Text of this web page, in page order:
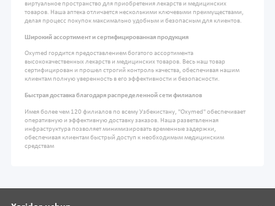
виртуальное пространство для приобретения лекарств и медицинских
товаров. Наша аптека отличается несколькими ключевыми преимуществами,
делая процесс покупок максимально удобным и безопасным для клиентов.
Широкий ассортимент и сертифицированная продукция
Oxymed гордится предоставлением богатого ассортимента
высококачественных лекарств и медицинских товаров. Весь наш товар
сертифицирован и прошел строгий контроль качества, обеспечивая нашим
клиентам полную уверенность в его эффективности и безопасности.
Быстрая доставка благодаря распределенной сети филиалов
Имея более чем 120 филиалов по всему Узбекистану, "Oxymed" обеспечивает
оперативную и эффективную доставку заказов. Наша разветвленная
инфраструктура позволяет минимизировать временные задержки,
обеспечивая клиентам быстрый доступ к необходимым медицинским
средствам